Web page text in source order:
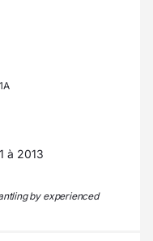
à 2013
by experienced